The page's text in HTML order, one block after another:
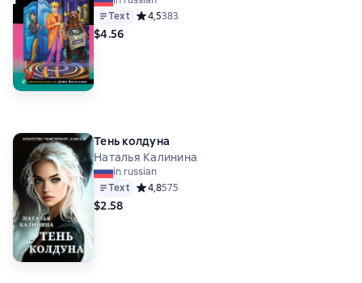
Text Средний рейтинг 4,5 на основе 383 оценок
4,5383
$4.56
Тень колдуна
Наталья Калинина
in russian
Text Средний рейтинг 4,8 на основе 575 оценок
4,8575
$2.58